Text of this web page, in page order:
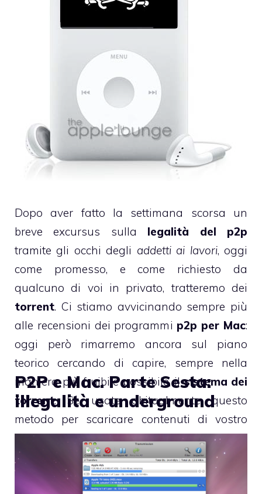
Dopo aver fatto la settimana scorsa un
breve excursus sulla legalità del p2p
tramite gli occhi degli addetti ai lavori, oggi
come promesso, e come richiesto da
qualcuno di voi in privato, tratteremo dei
torrent. Ci stiamo avvicinando sempre più
alle recensioni dei programmi p2p per Mac:
oggi però rimarremo ancora sul piano
teorico cercando di capire, sempre nella
maniera più fruibile possibile, ilsistema dei
torrent. Se usate abitualmente questo
metodo per scaricare contenuti di vostro
interesse, troverete nel presente articolo delle
semplici indicazioni riguardo i meccanismi
del
sistema dei torrent.
P2P e Mac. Parte Sesta:
illegalità e underground